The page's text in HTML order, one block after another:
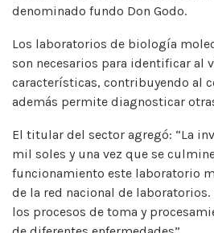
denominado fundo Don Godo.
Los laboratorios de biología
son necesarios para identificar al
características, contribuyendo al
además permite diagnosticar
El titular del sector agregó: “La
mil soles y una vez que se
funcionamiento este laboratorio
de la red nacional de
los procesos de toma y